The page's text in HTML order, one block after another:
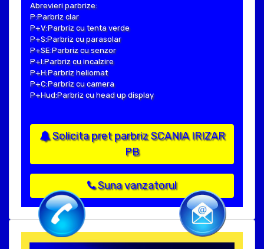
Abrevieri parbrize:
P:Parbriz clar
P+V:Parbriz cu tenta verde
P+S:Parbriz cu parasolar
P+SE:Parbriz cu senzor
P+I:Parbriz cu incalzire
P+H:Parbriz heliomat
P+C:Parbriz cu camera
P+Hud:Parbriz cu head up display
Solicita pret parbriz SCANIA IRIZAR
PB
Suna vanzatorul